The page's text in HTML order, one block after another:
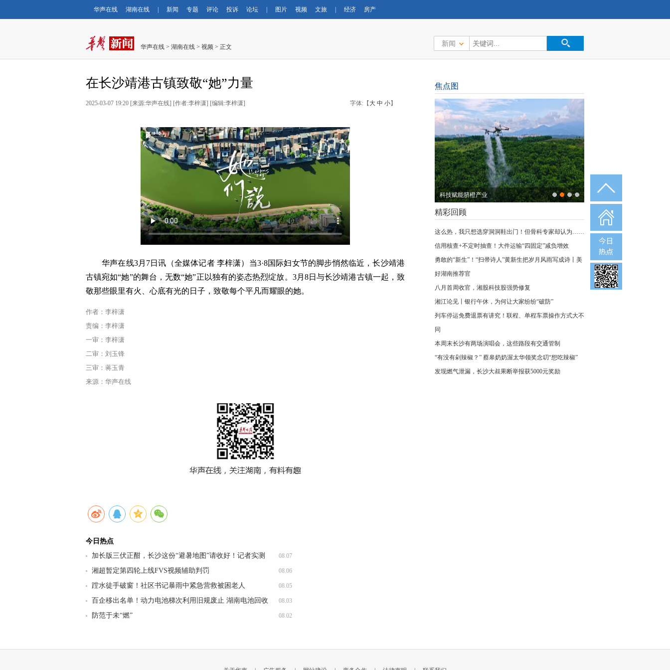
华声在线 湖南在线 新闻 专题 评论 投诉 论坛 图片 视频 文旅 经济 房产
华声在线 > 湖南在线 > 视频 > 正文 新闻
在长沙靖港古镇致敬“她”力量
2025-03-07 19:20 [来源:华声在线] [作者:李梓潇] [编辑:李梓潇] 字体:【 大 中 小】
华声在线3月7日讯（全媒体记者 李梓潇）当3·8国际妇女节的脚步悄然临近，长沙靖港
古镇宛如“她”的舞台，无数“她”正以独有的姿态热烈绽放。3月8日与长沙靖港古镇一起，致
敬那些眼里有火、心底有光的日子，致敬每个平凡而耀眼的她。
作者：李梓潇
责编：李梓潇
一审：李梓潇
二审：刘玉锋
三审：蒋玉青
来源：华声在线
今日热点
加长版三伏正酣，长沙这份“避暑地图”请收好！记者实测
九区县（市）清凉坐标
08.07
湘超暂定第四轮上线FVS视频辅助判罚 08.06
蹚水徒手破窗！社区书记暴雨中紧急营救被困老人 08.05
百企移出名单！动力电池梯次利用旧规废止 湖南电池回收
行业迎来强监管洗牌
08.03
防范于未“燃” 08.02
焦点图
立秋时节 稻谷归仓
精彩回顾
这么热，我只想选穿洞洞鞋出门！但骨科专家却认为……
信用核查+不定时抽查！大件运输“四固定”减负增效
勇敢的“新生”！“扫帚诗人”黄新生把岁月风雨写成诗丨美
好湖南推荐官
八月首周收官，湘股科技股强势修复
湘江论见丨银行午休，为何让大家纷纷“破防”
列车停运免费退票有讲究！联程、单程车票操作方式大不
同
本周末长沙有两场演唱会，这些路段有交通管制
“有没有剁辣椒？” 蔡皋奶奶渥太华领奖念叨“想吃辣椒”
发现燃气泄漏，长沙大叔果断举报获5000元奖励